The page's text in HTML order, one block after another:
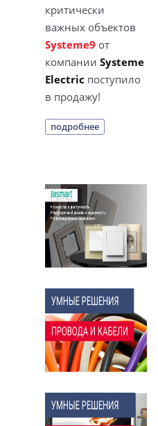
критически
важных объектов
Systeme9 от
компании Systeme
Electric поступило
в продажу!
подробнее